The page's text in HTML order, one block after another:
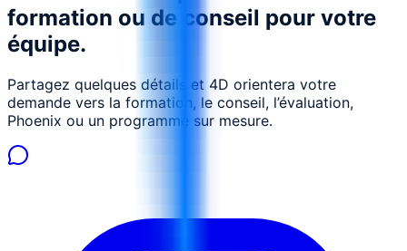
formation ou de conseil pour votre
équipe.
Partagez quelques détails et 4D orientera votre
demande vers la formation, le conseil, l’évaluation,
Phoenix ou un programme sur mesure.